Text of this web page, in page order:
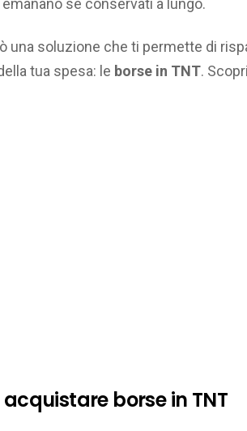
se conservati a lungo.
una soluzione che ti permette di
tua spesa: le borse in TNT.
acquistare borse in TNT